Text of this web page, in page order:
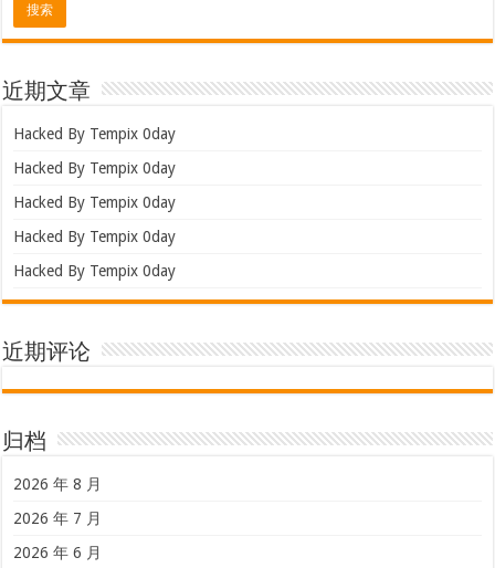
近期文章
Hacked By Tempix 0day
Hacked By Tempix 0day
Hacked By Tempix 0day
Hacked By Tempix 0day
Hacked By Tempix 0day
近期评论
归档
2026 年 8 月
2026 年 7 月
2026 年 6 月